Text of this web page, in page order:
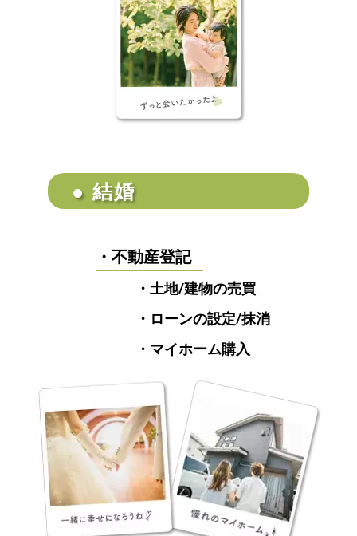
● 結婚
・不動産登記
・土地/建物の売買
・ローンの設定/抹消
・マイホーム購入